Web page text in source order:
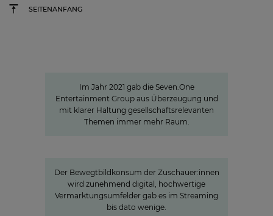
SEITENANFANG
Im Jahr 2021 gab die Seven.One
Entertainment Group aus Überzeugung und
mit klarer Haltung gesellschaftsrelevanten
Themen immer mehr Raum.
Der Bewegtbildkonsum der Zuschauer:innen
wird zunehmend digital, hochwertige
Vermarktungsumfelder gab es im Streaming
bis dato wenige.